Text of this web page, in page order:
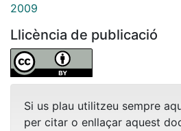
2009
Llicència de publicació
Si us plau utilitzeu sempre
per citar o enllaçar aquest